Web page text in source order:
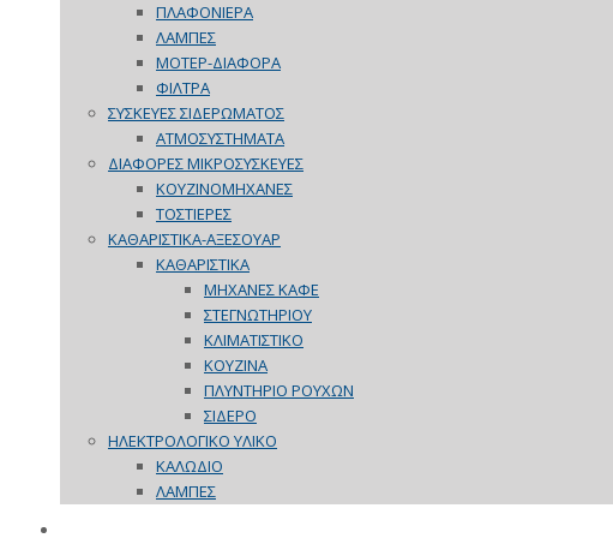
ΠΛΑΦΟΝΙΕΡΑ
ΛΑΜΠΕΣ
ΜΟΤΕΡ-ΔΙΑΦΟΡΑ
ΦΙΛΤΡΑ
ΣΥΣΚΕΥΕΣ ΣΙΔΕΡΩΜΑΤΟΣ
ΑΤΜΟΣΥΣΤΗΜΑΤΑ
ΔΙΑΦΟΡΕΣ ΜΙΚΡΟΣΥΣΚΕΥΕΣ
ΚΟΥΖΙΝΟΜΗΧΑΝΕΣ
ΤΟΣΤΙΕΡΕΣ
ΚΑΘΑΡΙΣΤΙΚΑ-ΑΞΕΣΟΥΑΡ
ΚΑΘΑΡΙΣΤΙΚΑ
ΜΗΧΑΝΕΣ ΚΑΦΕ
ΣΤΕΓΝΩΤΗΡΙΟΥ
ΚΛΙΜΑΤΙΣΤΙΚΟ
ΚΟΥΖΙΝΑ
ΠΛΥΝΤΗΡΙΟ ΡΟΥΧΩΝ
ΣΙΔΕΡΟ
ΗΛΕΚΤΡΟΛΟΓΙΚΟ ΥΛΙΚΟ
ΚΑΛΩΔΙΟ
ΛΑΜΠΕΣ